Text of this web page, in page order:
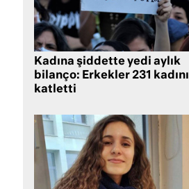
Kadına şiddette yedi aylık
bilanço: Erkekler 231 kadını
katletti